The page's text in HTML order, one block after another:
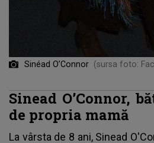
Sinéad O’Connor (sursa foto:
Sinead O’Connor,
de propria mamă
La vârsta de 8 ani, Sinead